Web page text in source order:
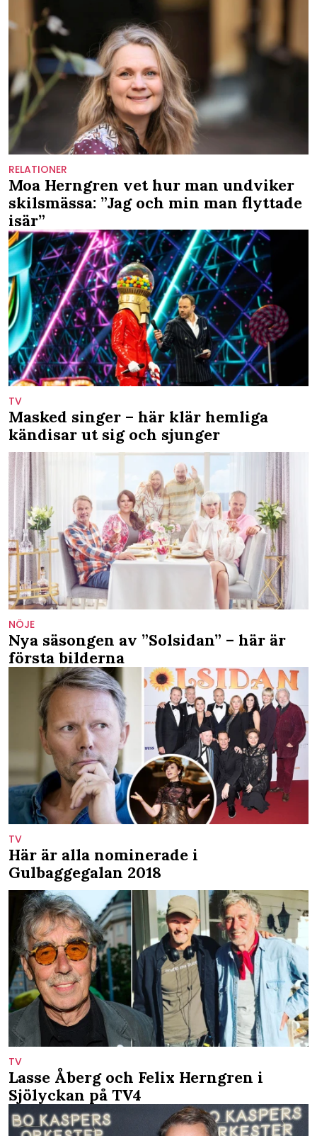
RELATIONER
Moa Herngren vet hur man undviker
skilsmässa: ”Jag och min man flyttade
isär”
TV
Masked singer – här klär hemliga
kändisar ut sig och sjunger
NÖJE
Nya säsongen av ”Solsidan” – här är
första bilderna
TV
Här är alla nominerade i
Gulbaggegalan 2018
TV
Lasse Åberg och Felix Herngren i
Sjölyckan på TV4